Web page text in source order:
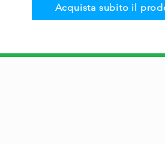
Acquista subito il